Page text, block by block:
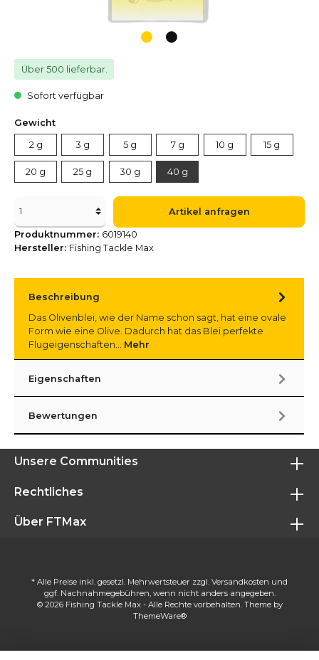
Über 500 lieferbar.
Sofort verfügbar
Gewicht
2 g 3 g 5 g 7 g 10 g 15 g
20 g 25 g 30 g 40 g
Artikel anfragen
Produktnummer: 6019140
Hersteller: Fishing Tackle Max
Beschreibung
Das Olivenblei, wie der Name schon sagt, hat eine ovale
Form wie eine Olive. Dadurch hat das Blei perfekte
Flugeigenschaften… Mehr
Eigenschaften
Bewertungen
Unsere Communities
Rechtliches
Über FTMax
* Alle Preise inkl. gesetzl. Mehrwertsteuer zzgl. Versandkosten und
ggf. Nachnahmegebühren, wenn nicht anders angegeben.
© 2026 Fishing Tackle Max - Alle Rechte vorbehalten. Theme by
ThemeWare®